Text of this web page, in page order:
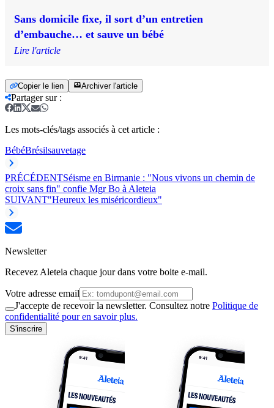
Sans domicile fixe, il sort d’un entretien
d’embauche… et sauve un bébé
Lire l'article
Copier le lien Archiver l'article
Partager sur:
Les mots-clés/tags associés à cet article :
BébéBrésilsauvetage
PRÉCÉDENTSéisme en Birmanie : "Nous vivons un chemin de
croix sans fin" confie Mgr Bo à Aleteia
SUIVANT"Heureux les miséricordieux"
Newsletter
Recevez Aleteia chaque jour dans votre boite e-mail.
Votre adresse email
J'accepte de recevoir la newsletter. Consultez notre Politique de
confidentialité pour en savoir plus.
S'inscrire